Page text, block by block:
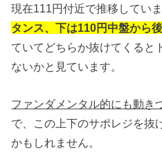
現在111円付近で推移していま
タンス、下は110円中盤から
ていてどちらか抜けてくると
ないかと見ています。
ファンダメンタル的にも動き
で、この上下のサポレジを抜
かもしれません。